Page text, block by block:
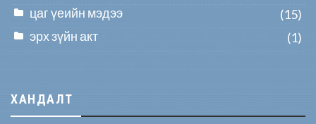
цаг үеийн мэдээ
(15)
эрх зүйн акт
(1)
ХАНДАЛТ